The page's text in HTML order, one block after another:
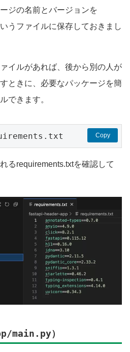
ジの名前とバージョンを
うファイルに保存しておきまし
イルがあれば、後から別の人が
ときに、必要なパッケージを簡
できます。
Copy
るrequirements.txtを確認して
main.py）